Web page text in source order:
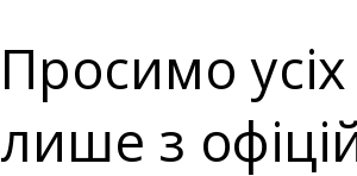
Просимо
лише з